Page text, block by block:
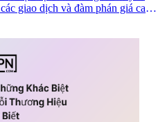
giao dịch và đàm phán giá cao